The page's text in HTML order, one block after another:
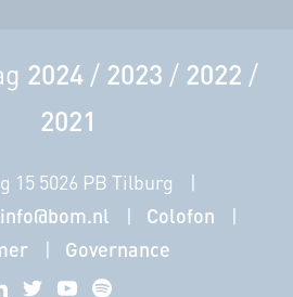
2024/ 2023 / 2022 /
2021
15 5026 PB Tilburg
info@bom.nl
Colofon
Governance